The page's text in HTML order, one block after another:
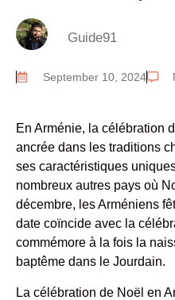
Guide91
September 10, 2024
En Arménie, la célébration
ancrée dans les traditions
ses caractéristiques
nombreux autres pays où
décembre, les Arméniens
date coïncide avec la
commémore à la fois la
baptême dans le Jourdain.
La célébration de Noël en